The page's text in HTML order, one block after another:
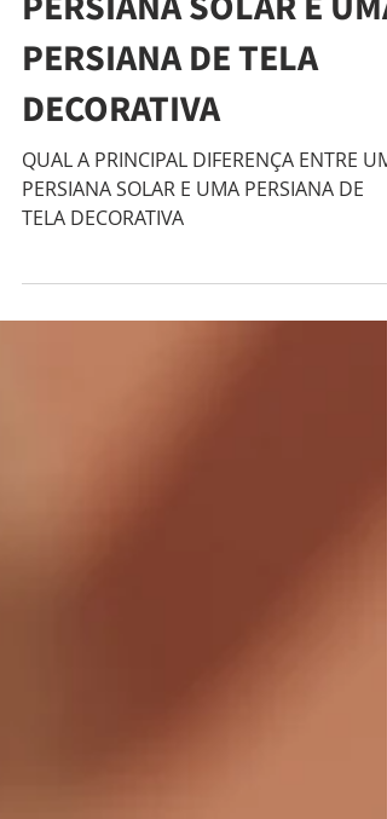
QUAL A PRINCIPAL
DIFERENÇA ENTRE UMA
PERSIANA SOLAR E UMA
PERSIANA DE TELA
DECORATIVA
QUAL A PRINCIPAL DIFERENÇA ENTRE